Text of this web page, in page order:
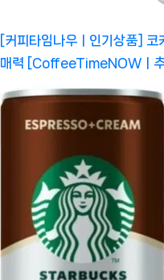
[커피타임나우ㅣ인기상품] 코
매력 [CoffeeTimeNOWㅣ